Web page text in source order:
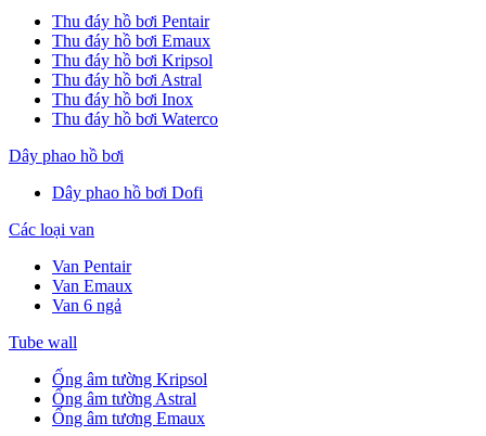
Thu đáy hồ bơi Pentair
Thu đáy hồ bơi Emaux
Thu đáy hồ bơi Kripsol
Thu đáy hồ bơi Astral
Thu đáy hồ bơi Inox
Thu đáy hồ bơi Waterco
Dây phao hồ bơi
Dây phao hồ bơi Dofi
Các loại van
Van Pentair
Van Emaux
Van 6 ngả
Tube wall
Ống âm tường Kripsol
Ống âm tường Astral
Ống âm tương Emaux